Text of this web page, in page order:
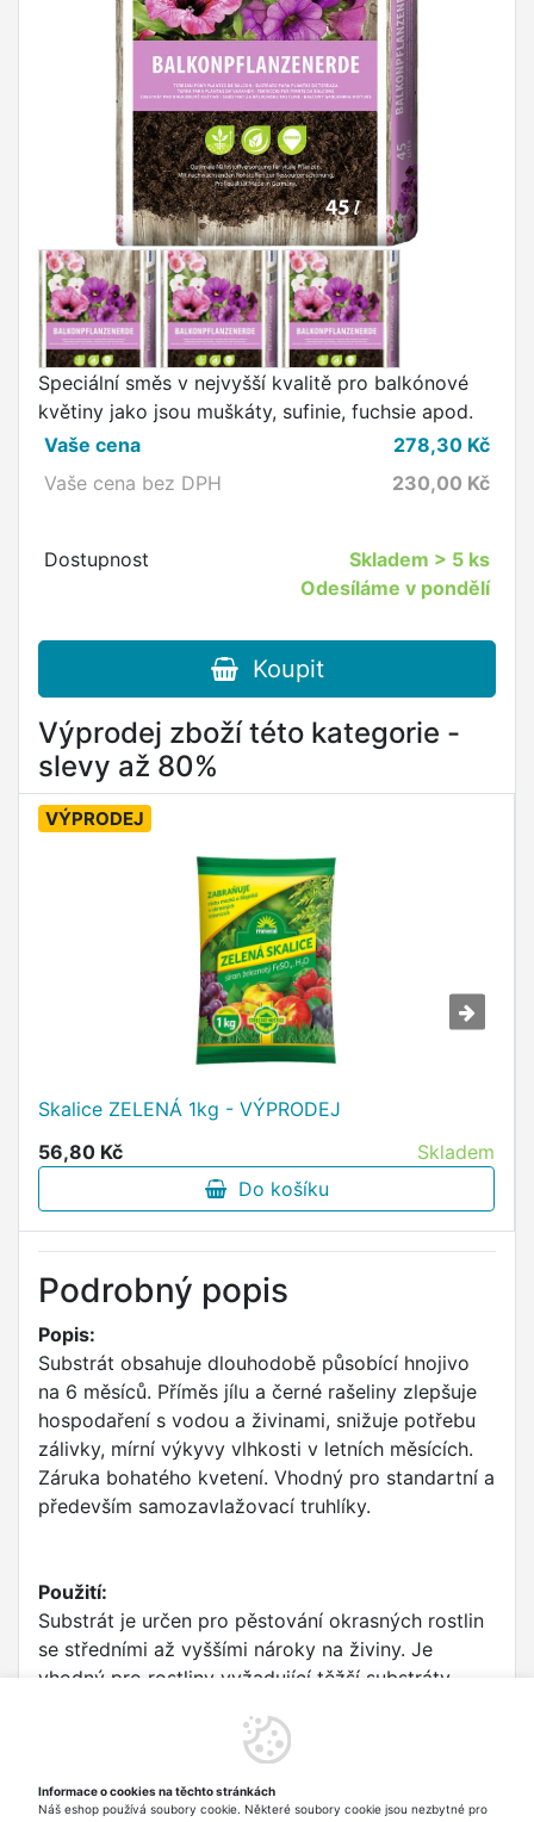
Speciální směs v nejvyšší kvalitě pro balkónové
květiny jako jsou muškáty, sufinie, fuchsie apod.
Vaše cena
278,30 Kč
Vaše cena bez DPH
230,00 Kč
Dostupnost Skladem > 5 ks
Odesíláme v pondělí
Koupit
Výprodej zboží této kategorie -
slevy až 80%
VÝPRODEJ
Skalice ZELENÁ 1kg - VÝPRODEJ
56,80 Kč
Skladem
Do košíku
Podrobný popis
Popis:
Substrát obsahuje dlouhodobě působící hnojivo
na 6 měsíců. Příměs jílu a černé rašeliny zlepšuje
hospodaření s vodou a živinami, snižuje potřebu
zálivky, mírní výkyvy vlhkosti v letních měsících.
Záruka bohatého kvetení. Vhodný pro standartní a
především samozavlažovací truhlíky.
Použití:
Substrát je určen pro pěstování okrasných rostlin
se středními až vyššími nároky na živiny. Je
vhodný pro rostliny vyžadující těžší substráty,
pokojových rostlin, některé dřeviny apod. Rostliny
sázíme přímo do připraveného substrátu. Rostliny
přihnojujeme dle jejich druhu a nároků a dle
Informace o cookies na těchto stránkách
Náš eshop používá soubory cookie. Některé soubory cookie jsou nezbytné pro